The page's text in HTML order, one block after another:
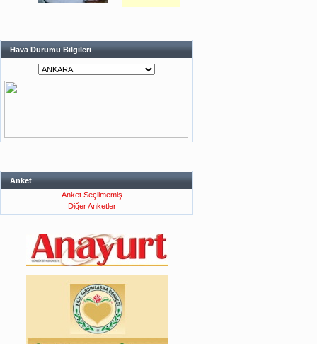
Hava Durumu Bilgileri
Anket
Anket Seçilmemiş
Diğer Anketler